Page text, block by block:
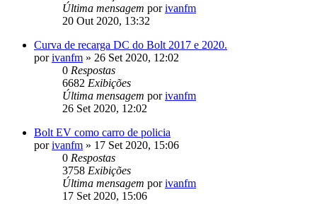
Última mensagem porivanfm
20 Out 2020, 13:32
Curva de recarga DC do Bolt 2017 e 2020.
porivanfm » 26 Set 2020, 12:02
0 Respostas
6682 Exibições
Última mensagem porivanfm
26 Set 2020, 12:02
Bolt EV como carro de policia
porivanfm » 17 Set 2020, 15:06
0 Respostas
3758 Exibições
Última mensagem porivanfm
17 Set 2020, 15:06